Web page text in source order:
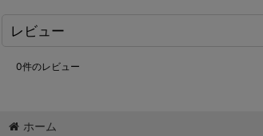
レビュー
0件のレビュー
ホーム